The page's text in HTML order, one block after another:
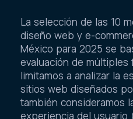
La selección de las 10
diseño web y e-
México para 2025 se
evaluación de múltiples
limitamos a analizar la
sitios web diseñados
también consideramos
experiencia del usuario